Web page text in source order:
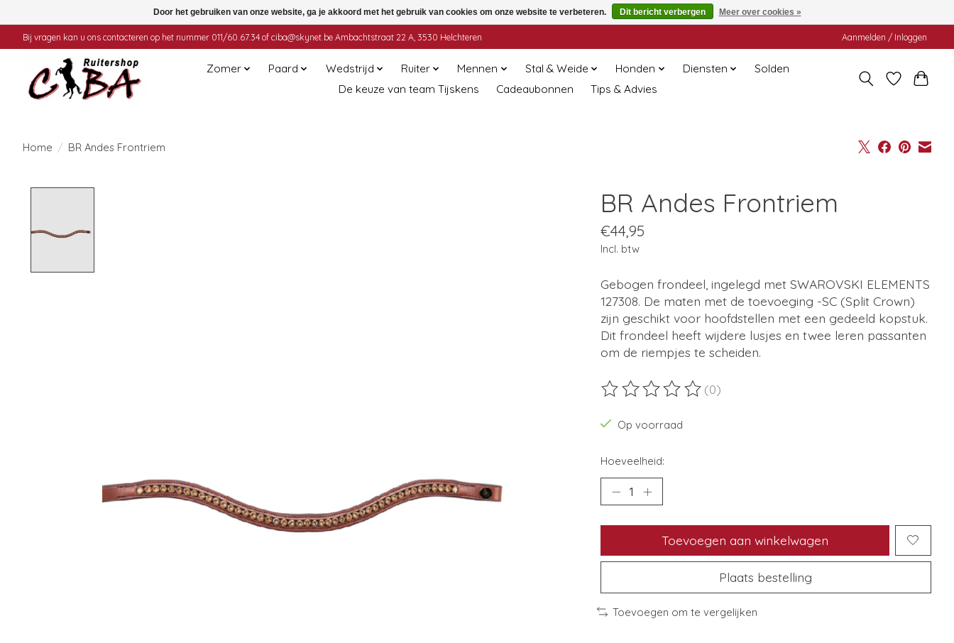
Bij vragen kan u ons contacteren op het nummer 011/60.67.34 of ciba@skynet.be Ambachtstraat 22 A, 3530 Helchteren Aanmelden / Inloggen
Zomer Paard Wedstrijd Ruiter Mennen Stal & Weide Honden Diensten
Solden
De keuze van team Tijskens
Cadeaubonnen Tips & Advies
Home / BR Andes Frontriem
BR Andes Frontriem
€44,95
Incl. btw
Gebogen frondeel, ingelegd met SWAROVSKI ELEMENTS
127308. De maten met de toevoeging -SC (Split Crown)
zijn geschikt voor hoofdstellen met een gedeeld kopstuk.
Dit frondeel heeft wijdere lusjes en twee leren passanten
om de riempjes te scheiden.
De beoordeling van dit product is
(0)
Op voorraad
Hoeveelheid:
Toevoegen aan winkelwagen
Plaats bestelling
Toevoegen om te vergelijken
Door het gebruiken van onze website, ga je akkoord met het gebruik van cookies om onze website te verbeteren. Dit bericht verbergen Meer over cookies »